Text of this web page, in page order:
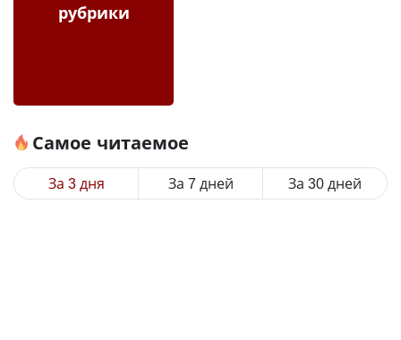
рубрики
Самое читаемое
За 3 дня За 7 дней За 30 дней